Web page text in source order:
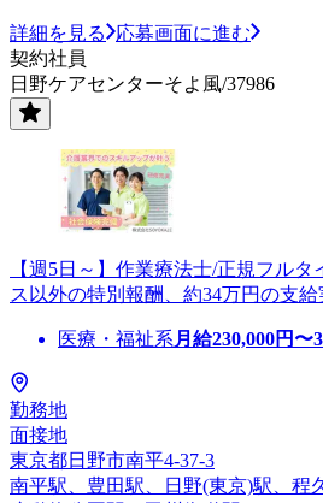
詳細を見る
応募画面に進む
契約社員
日野ケアセンターそよ風/37986
【週5日～】作業療法士/正規フル
ス以外の特別報酬、約34万円の支給
医療・福祉系 月給230,000円〜
勤務地
面接地
東京都日野市南平4-37-3
南平駅、豊田駅、日野(東京)駅、程